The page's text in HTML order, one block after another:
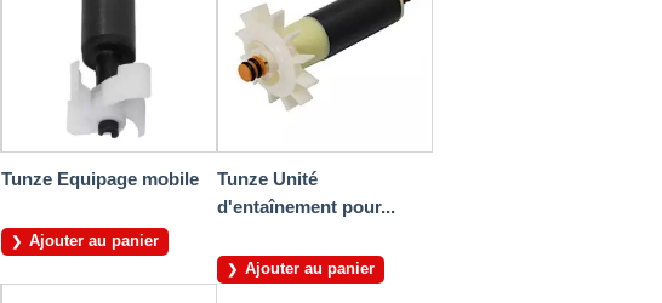
Tunze Equipage mobile
Ajouter au panier
Tunze Unité
d'entaînement pour...
Ajouter au panier